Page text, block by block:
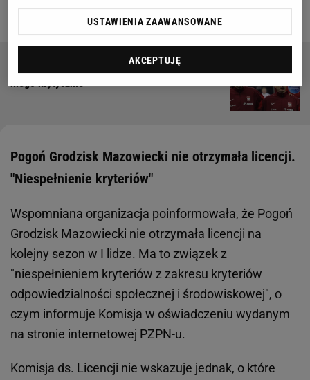
od tej ligi i nie dał rady
Mocne słowa z Niemiec o Grabarze. "Patrzą na
niego krytycznie"
Pogoń Grodzisk Mazowiecki nie otrzymała licencji.
"Niespełnienie kryteriów"
Wspomniana organizacja poinformowała, że Pogoń
Grodzisk Mazowiecki nie otrzymała licencji na
kolejny sezon w I lidze. Ma to związek z
"niespełnieniem kryteriów z zakresu kryteriów
odpowiedzialności społecznej i środowiskowej", o
czym informuje Komisja w oświadczeniu wydanym
na stronie internetowej PZPN-u.
Komisja ds. Licencji nie wskazuje jednak, o które
USTAWIENIA ZAAWANSOWANE
AKCEPTUJĘ